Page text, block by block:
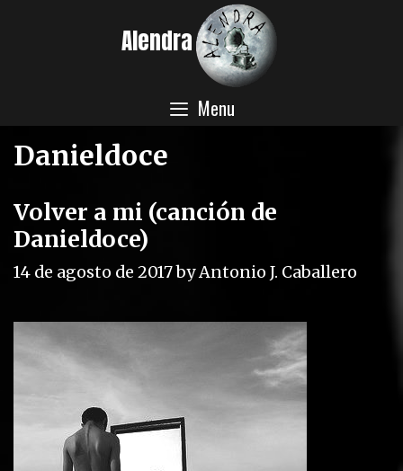
Alendra
Menu
Danieldoce
Volver a mi (canción de
Danieldoce)
14 de agosto de 2017byAntonio J. Caballero